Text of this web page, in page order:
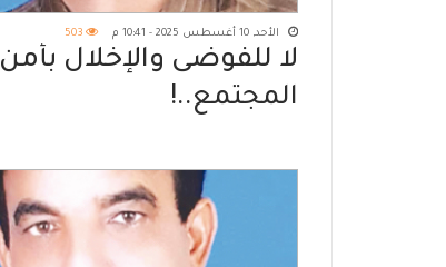
الأحد, 10 أغسطس 2025 - 10:41 م 503
لا للفوضى والإخلال بأمن
المجتمع..!